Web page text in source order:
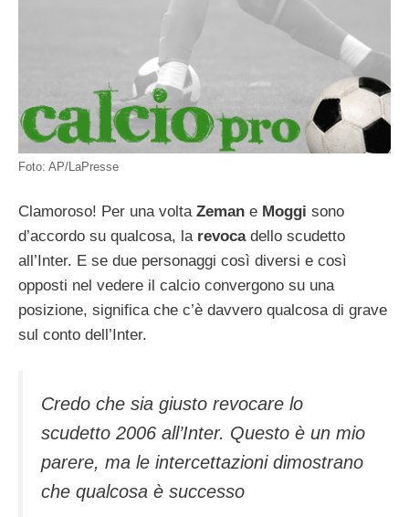
Foto: AP/LaPresse
Clamoroso! Per una volta Zeman e Moggi sono
d’accordo su qualcosa, la revoca dello scudetto
all’Inter. E se due personaggi così diversi e così
opposti nel vedere il calcio convergono su una
posizione, significa che c’è davvero qualcosa di grave
sul conto dell’Inter.
Credo che sia giusto revocare lo
scudetto 2006 all’Inter. Questo è un mio
parere, ma le intercettazioni dimostrano
che qualcosa è successo